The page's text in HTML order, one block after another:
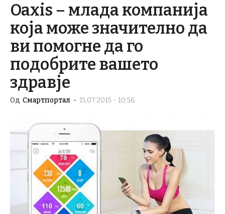
Oaxis – млада компанија
која може значително да
ви помогне да го
подобрите вашето
здравје
Од Смартпортал - 15.07.2015 - 10:56